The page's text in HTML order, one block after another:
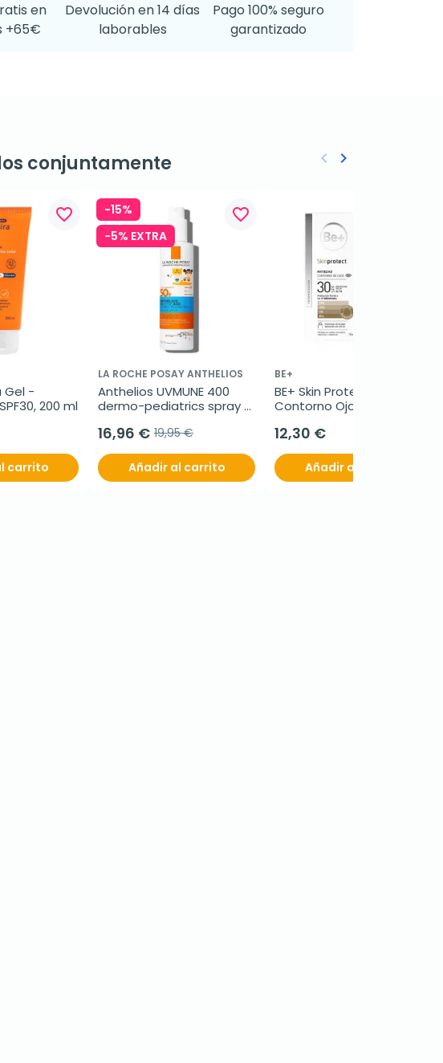
en
+65€
Devolución en 14 días
laborables
Pago 100% seguro
garantizado
conjuntamente
favorite_border
Gel -
200 ml
carrito
-15%
-5% EXTRA
favorite_border
LA ROCHE POSAY ANTHELIOS
Anthelios UVMUNE 400
dermo-pediatrics spray
16,96 € 19,95 €
Añadir al carrito
BE+
BE+ Skin Protect Antiedad
Contorno Ojos, 15 ml
12,30 €
Añadir al carrito
Anterior
keyboard_arrow_left Siguiente
keyboard_arrow_right